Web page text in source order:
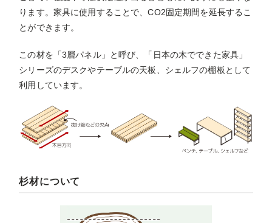
ります。家具に使用することで、CO2固定期間を延長するこ
とができます。
この材を「3層パネル」と呼び、「日本の木でできた家具」
シリーズのデスクやテーブルの天板、シェルフの棚板として
利用しています。
杉材について